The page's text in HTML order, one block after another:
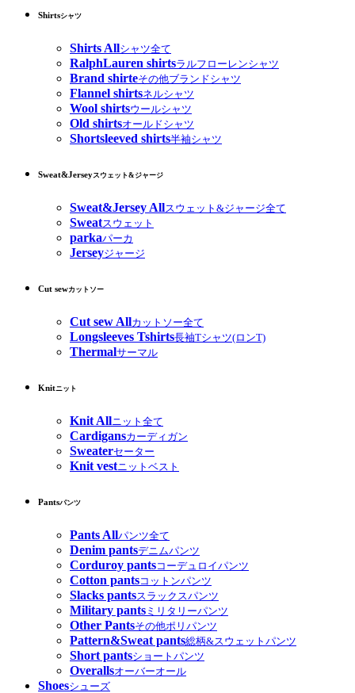
Shirtsシャツ
Shirts Allシャツ全て
RalphLauren shirtsラルフローレンシャツ
Brand shirteその他ブランドシャツ
Flannel shirtsネルシャツ
Wool shirtsウールシャツ
Old shirtsオールドシャツ
Shortsleeved shirts半袖シャツ
Sweat&Jerseyスウェット&ジャージ
Sweat&Jersey Allスウェット&ジャージ全て
Sweatスウェット
parkaパーカ
Jerseyジャージ
Cut sewカットソー
Cut sew Allカットソー全て
Longsleeves Tshirts長袖Tシャツ(ロンT)
Thermalサーマル
Knitニット
Knit Allニット全て
Cardigansカーディガン
Sweaterセーター
Knit vestニットベスト
Pantsパンツ
Pants Allパンツ全て
Denim pantsデニムパンツ
Corduroy pantsコーデュロイパンツ
Cotton pantsコットンパンツ
Slacks pantsスラックスパンツ
Military pants ミリタリーパンツ
Other Pantsその他ポリパンツ
Pattern&Sweat pants総柄&スウェットパンツ
Short pantsショートパンツ
Overallsオーバーオール
Shoesシューズ